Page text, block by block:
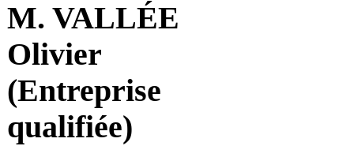
M. VALLÉE
Olivier
(Entreprise
qualifiée)